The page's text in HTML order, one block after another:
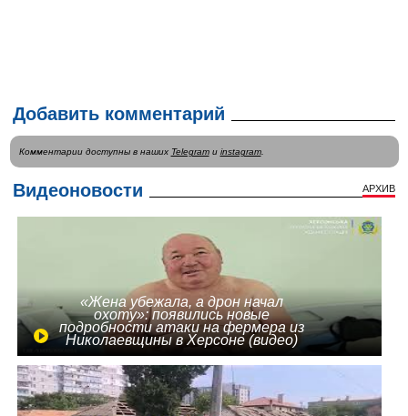
Добавить комментарий
Комментарии доступны в наших Telegramи instagram.
Видеоновости АРХИВ
«Жена убежала, а дрон начал
охоту»: появились новые
подробности атаки на фермера из
Николаевщины в Херсоне (видео)